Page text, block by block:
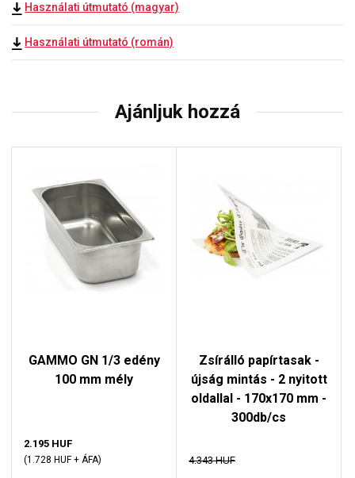
Használati útmutató (magyar)
Használati útmutató (román)
Ajánljuk hozzá
GAMMO GN 1/3 edény
100 mm mély
2.195 HUF
(1.728 HUF + ÁFA)
Zsírálló papírtasak -
újság mintás - 2 nyitott
oldallal - 170x170 mm -
300db/cs
4.343 HUF